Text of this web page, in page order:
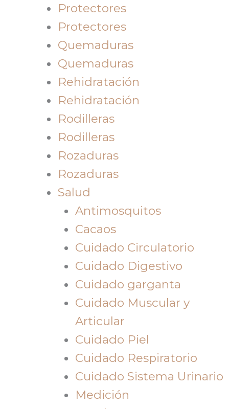
Protectores
Protectores
Quemaduras
Quemaduras
Rehidratación
Rehidratación
Rodilleras
Rodilleras
Rozaduras
Rozaduras
Salud
Antimosquitos
Cacaos
Cuidado Circulatorio
Cuidado Digestivo
Cuidado garganta
Cuidado Muscular y
Articular
Cuidado Piel
Cuidado Respiratorio
Cuidado Sistema Urinario
Medición